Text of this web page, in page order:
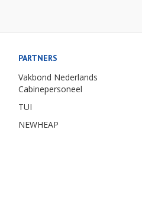
PARTNERS
Vakbond Nederlands
Cabinepersoneel
TUI
NEWHEAP